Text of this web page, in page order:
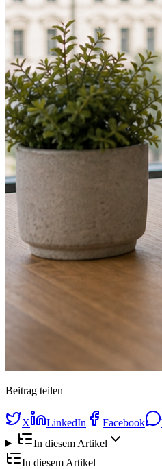
Beitrag teilen
X LinkedIn Facebook
In diesem Artikel
In diesem Artikel